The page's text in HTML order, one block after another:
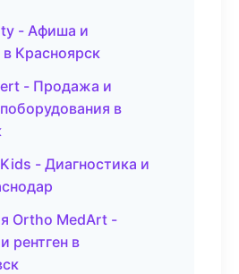
- Афиша и
Красноярск
- Продажа и
в
- Диагностика и
Ortho MedArt -
рентген в